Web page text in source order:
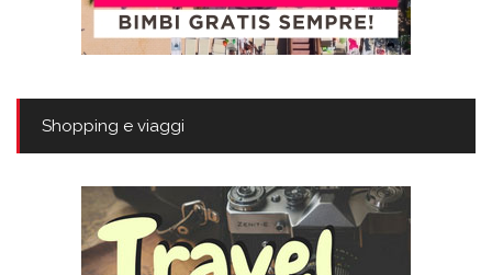
Shopping e viaggi